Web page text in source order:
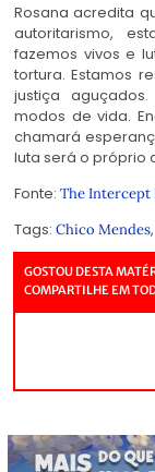
Rosana acredita
autoritarismo,
fazemos vivos e
tortura. Estamos
justiça
modos de vida.
chamará
luta será o próprio
Fonte: The Intercept
Tags: Chico Mendes,
GOSTOU DESTA
COMPARTILHE EM